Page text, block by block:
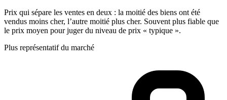
Prix qui sépare les ventes en deux : la moitié des biens ont été
vendus moins cher, l’autre moitié plus cher. Souvent plus fiable que
le prix moyen pour juger du niveau de prix « typique ».
Plus représentatif du marché